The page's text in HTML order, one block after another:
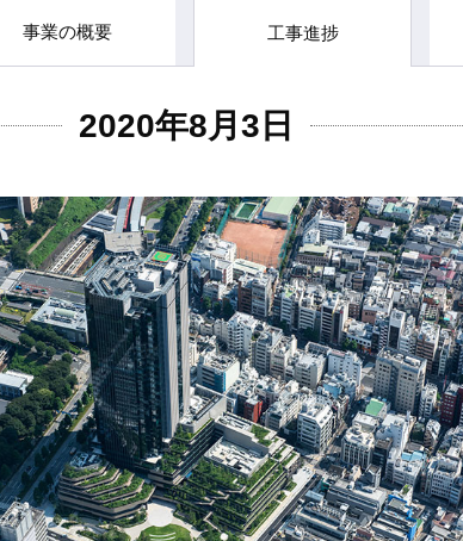
事業の概要 工事進捗
2020年8月3日